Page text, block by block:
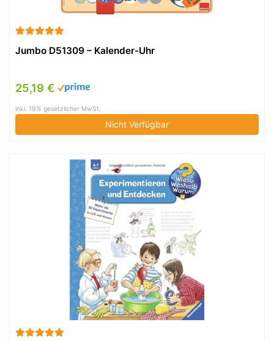
Jumbo D51309 – Kalender-Uhr
25,19 €
inkl. 19% gesetzlicher MwSt.
Nicht Verfügbar